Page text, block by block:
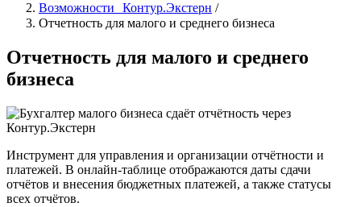
Возможности Контур.Экстерн /
Отчетность для малого и среднего бизнеса
Отчетность для малого и среднего
бизнеса
Инструмент для управления и организации отчётности и
платежей. В онлайн-таблице отображаются даты сдачи
отчётов и внесения бюджетных платежей, а также статусы
всех отчётов.